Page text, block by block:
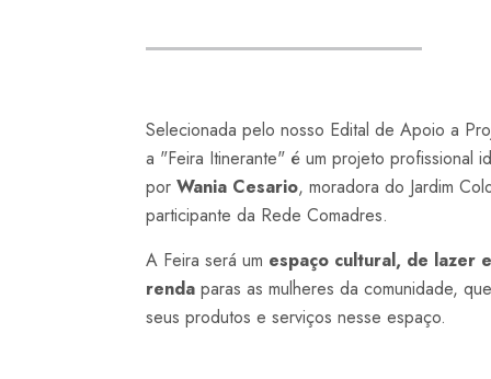
Selecionada pelo nosso Edital de Apoio a
a "Feira Itinerante" é um projeto profissional
por Wania Cesario, moradora do Jardim
participante da Rede Comadres.
A Feira será um espaço cultural, de lazer
renda paras as mulheres da comunidade,
seus produtos e serviços nesse espaço.